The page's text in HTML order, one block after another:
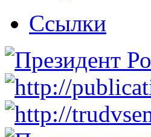
Ссылки